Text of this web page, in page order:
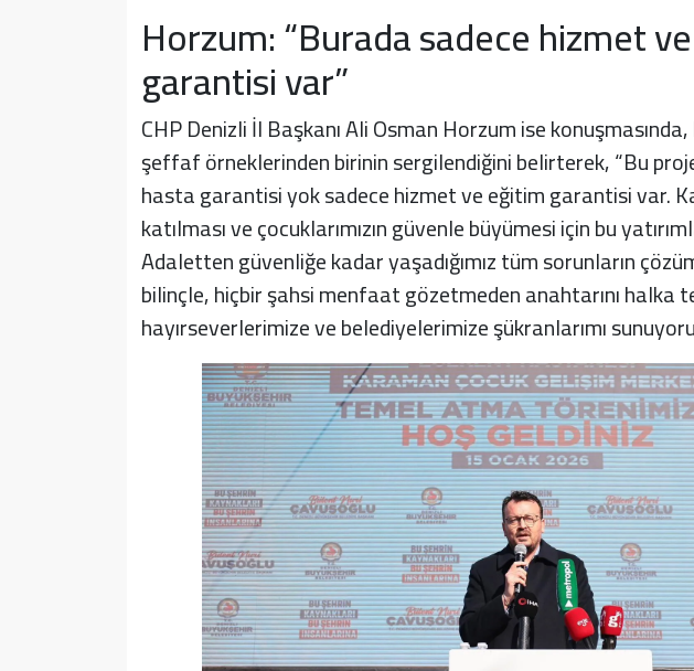
Horzum: “Burada sadece hizmet
garantisi var”
CHP Denizli İl Başkanı Ali Osman Horzum ise
şeffaf örneklerinden birinin sergilendiğini belirterek, “Bu
hasta garantisi yok sadece hizmet ve eğitim garantisi var.
katılması ve çocuklarımızın güvenle büyümesi için bu
Adaletten güvenliğe kadar yaşadığımız tüm sorunların
bilinçle, hiçbir şahsi menfaat gözetmeden anahtarını halka
hayırseverlerimize ve belediyelerimize şükranlarımı